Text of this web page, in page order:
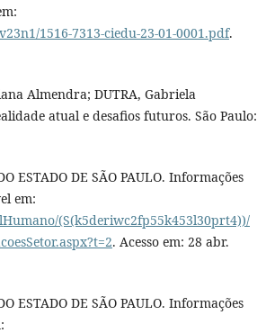
1516-7313-ciedu-23-01-0001.pdf.
Almendra; DUTRA, Gabriela
atual e desafios futuros. São Paulo:
ESTADO DE SÃO PAULO. Informações
em:
(S(k5deriwc2fp55k453l30prt4))/
. Acesso em: 28 abr.
ESTADO DE SÃO PAULO. Informações